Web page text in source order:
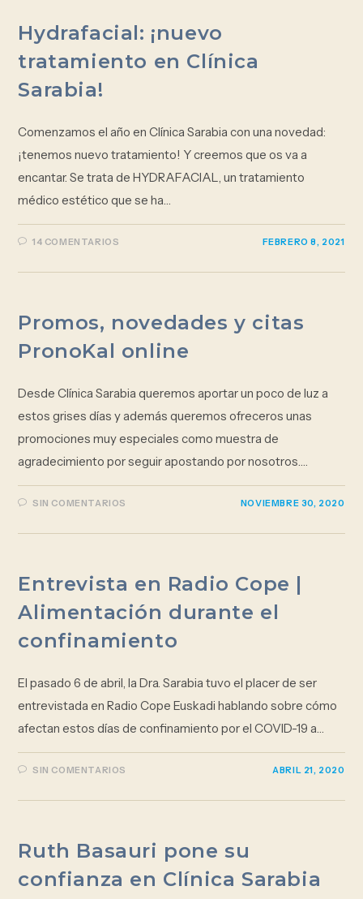
Hydrafacial: ¡nuevo
tratamiento en Clínica
Sarabia!
Comenzamos el año en Clínica Sarabia con una novedad:
¡tenemos nuevo tratamiento! Y creemos que os va a
encantar. Se trata de HYDRAFACIAL, un tratamiento
médico estético que se ha…
14 COMENTARIOS FEBRERO 8, 2021
Promos, novedades y citas
PronoKal online
Desde Clínica Sarabia queremos aportar un poco de luz a
estos grises días y además queremos ofreceros unas
promociones muy especiales como muestra de
agradecimiento por seguir apostando por nosotros.…
SIN COMENTARIOS NOVIEMBRE 30, 2020
Entrevista en Radio Cope |
Alimentación durante el
confinamiento
El pasado 6 de abril, la Dra. Sarabia tuvo el placer de ser
entrevistada en Radio Cope Euskadi hablando sobre cómo
afectan estos días de confinamiento por el COVID-19 a…
SIN COMENTARIOS ABRIL 21, 2020
Ruth Basauri pone su
confianza en Clínica Sarabia